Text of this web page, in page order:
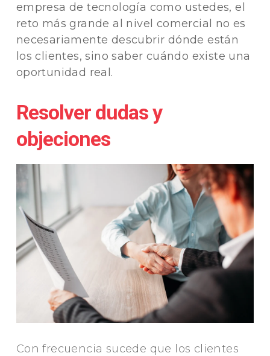
empresa de tecnología como ustedes, el
reto más grande al nivel comercial no es
necesariamente descubrir dónde están
los clientes, sino saber cuándo existe una
oportunidad real.
Resolver dudas y
objeciones
Con frecuencia sucede que los clientes